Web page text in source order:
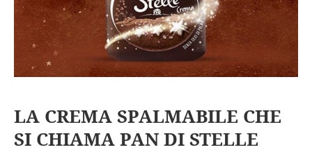
LA CREMA SPALMABILE CHE
SI CHIAMA PAN DI STELLE